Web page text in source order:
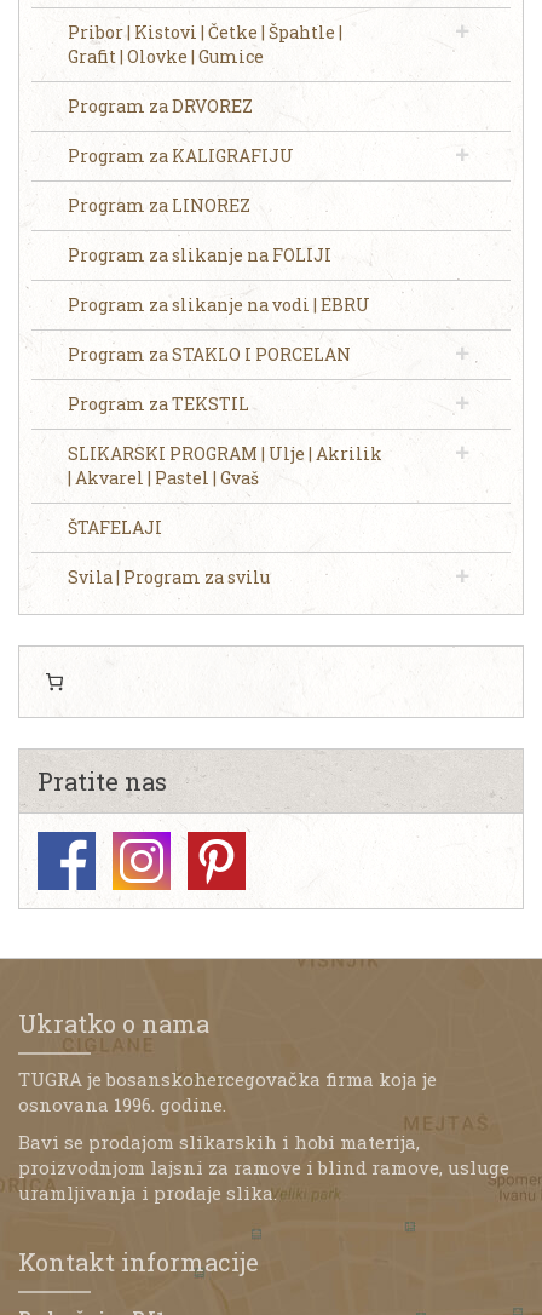
Pribor | Kistovi | Četke | Špahtle |
Grafit | Olovke | Gumice
Program za DRVOREZ
Program za KALIGRAFIJU
Program za LINOREZ
Program za slikanje na FOLIJI
Program za slikanje na vodi | EBRU
Program za STAKLO I PORCELAN
Program za TEKSTIL
SLIKARSKI PROGRAM | Ulje | Akrilik
| Akvarel | Pastel | Gvaš
ŠTAFELAJI
Svila | Program za svilu
Pratite nas
Ukratko o nama
TUGRA je bosanskohercegovačka firma koja je
osnovana 1996. godine.
Bavi se prodajom slikarskih i hobi materija,
proizvodnjom lajsni za ramove i blind ramove, usluge
uramljivanja i prodaje slika.
Kontakt informacije